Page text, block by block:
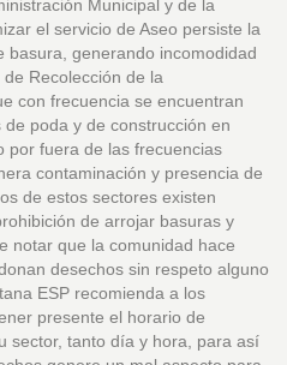
Municipal y de la
el servicio de Aseo persiste la
basura, generando incomodidad
Recolección de la
con frecuencia se encuentran
poda y de construcción en
por fuera de las frecuencias
contaminación y presencia de
de estos sectores existen
de arrojar basuras y
notar que la comunidad hace
desechos sin respeto alguno
ESP recomienda a los
presente el horario de
sector, tanto día y hora, para así